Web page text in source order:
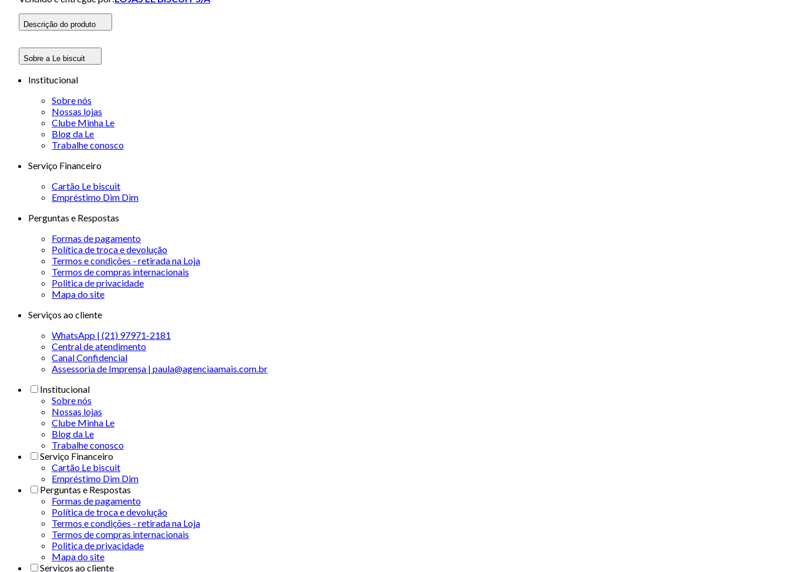
Descrição do produto
Sobre a Le biscuit
Institucional
Sobre nós
Nossas lojas
Clube Minha Le
Blog da Le
Trabalhe conosco
Serviço Financeiro
Cartão Le biscuit
Empréstimo Dim Dim
Perguntas e Respostas
Formas de pagamento
Política de troca e devolução
Termos e condições - retirada na Loja
Termos de compras internacionais
Politica de privacidade
Mapa do site
Serviços ao cliente
WhatsApp | (21) 97971-2181
Central de atendimento
Canal Confidencial
Assessoria de Imprensa | paula@agenciaamais.com.br
Institucional
Sobre nós
Nossas lojas
Clube Minha Le
Blog da Le
Trabalhe conosco
Serviço Financeiro
Cartão Le biscuit
Empréstimo Dim Dim
Perguntas e Respostas
Formas de pagamento
Política de troca e devolução
Termos e condições - retirada na Loja
Termos de compras internacionais
Politica de privacidade
Mapa do site
Serviços ao cliente